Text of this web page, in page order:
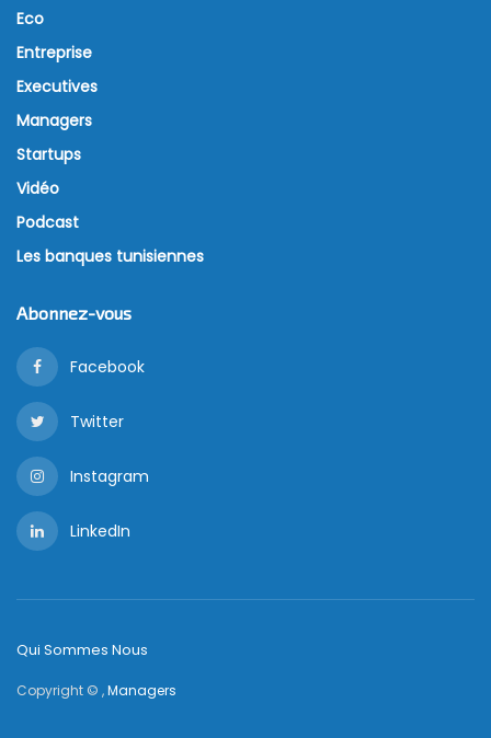
Eco
Entreprise
Executives
Managers
Startups
Vidéo
Podcast
Les banques tunisiennes
Abonnez-vous
Facebook
Twitter
Instagram
LinkedIn
Qui Sommes Nous
Copyright © ,Managers